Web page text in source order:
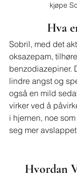
kjøpe
Hva
Sobril, med det
oksazepam,
benzodiazepiner.
lindre angst og
også en mild
virker ved å
i hjernen, noe
seg mer
Hvordan